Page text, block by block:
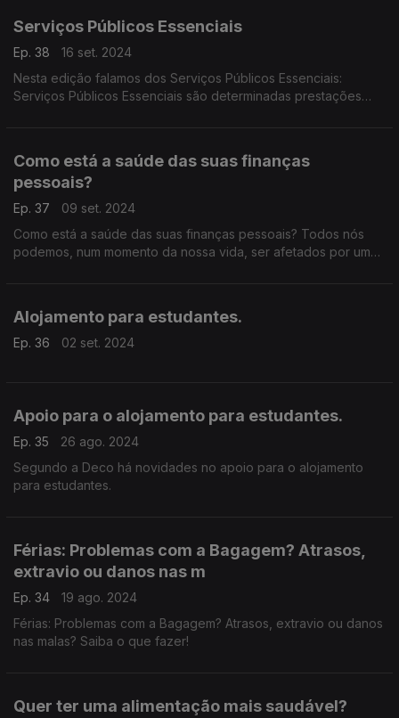
Serviços Públicos Essenciais
Ep. 38
16 set. 2024
Nesta edição falamos dos Serviços Públicos Essenciais:
Serviços Públicos Essenciais são determinadas prestações
Como está a saúde das suas finanças
pessoais?
Ep. 37
09 set. 2024
Como está a saúde das suas finanças pessoais? Todos nós
podemos, num momento da nossa vida, ser afetados por uma
Alojamento para estudantes.
Ep. 36 02 set. 2024
Apoio para o alojamento para estudantes.
Ep. 35
26 ago. 2024
Segundo a Deco há novidades no apoio para o alojamento
para estudantes.
Férias: Problemas com a Bagagem? Atrasos,
extravio ou danos nas m
Ep. 34
19 ago. 2024
Férias: Problemas com a Bagagem? Atrasos, extravio ou danos
nas malas? Saiba o que fazer!
Quer ter uma alimentação mais saudável?